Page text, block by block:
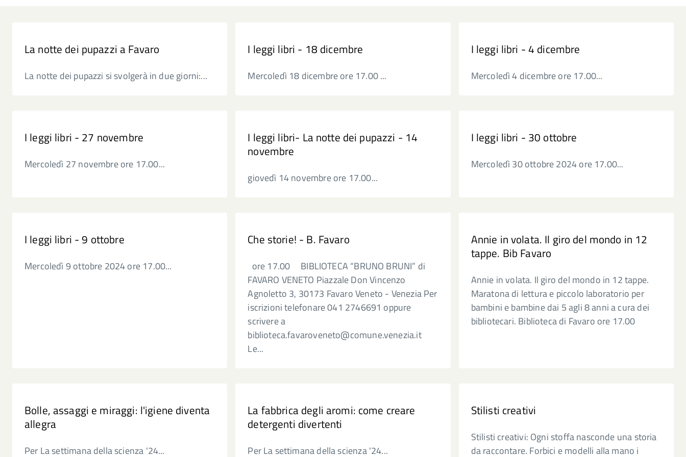
La notte dei pupazzi a Favaro
La notte dei pupazzi si svolgerà in due giorni:...
I leggi libri - 18 dicembre
Mercoledì 18 dicembre ore 17.00 ...
I leggi libri - 4 dicembre
Mercoledì 4 dicembre ore 17.00...
I leggi libri - 27 novembre
Mercoledì 27 novembre ore 17.00...
I leggi libri- La notte dei pupazzi - 14
novembre
giovedì 14 novembre ore 17.00...
I leggi libri - 30 ottobre
Mercoledì 30 ottobre 2024 ore 17.00...
I leggi libri - 9 ottobre
Mercoledì 9 ottobre 2024 ore 17.00...
Che storie! - B. Favaro
ore 17.00 BIBLIOTECA “BRUNO BRUNI” di
FAVARO VENETO Piazzale Don Vincenzo
Agnoletto 3, 30173 Favaro Veneto - Venezia Per
iscrizioni telefonare 041 2746691 oppure
scrivere a
biblioteca.favaroveneto@comune.venezia.it
Le...
Annie in volata. Il giro del mondo in 12
tappe. Bib Favaro
Annie in volata. Il giro del mondo in 12 tappe.
Maratona di lettura e piccolo laboratorio per
bambini e bambine dai 5 agli 8 anni a cura dei
bibliotecari. Biblioteca di Favaro ore 17.00
Bolle, assaggi e miraggi: l'igiene diventa
allegra
Per La settimana della scienza '24...
La fabbrica degli aromi: come creare
detergenti divertenti
Per La settimana della scienza '24...
Stilisti creativi
Stilisti creativi: Ogni stoffa nasconde una storia
da raccontare. Forbici e modelli alla mano i